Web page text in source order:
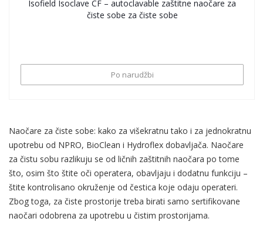
Isofield Isoclave CF – autoclavable zaštitne naočare za
čiste sobe za čiste sobe
Po narudžbi
Naočare za čiste sobe: kako za višekratnu tako i za jednokratnu
upotrebu od NPRO, BioClean i Hydroflex dobavljača. Naočare
za čistu sobu razlikuju se od ličnih zaštitnih naočara po tome
što, osim što štite oči operatera, obavljaju i dodatnu funkciju –
štite kontrolisano okruženje od čestica koje odaju operateri.
Zbog toga, za čiste prostorije treba birati samo sertifikovane
naočari odobrena za upotrebu u čistim prostorijama.